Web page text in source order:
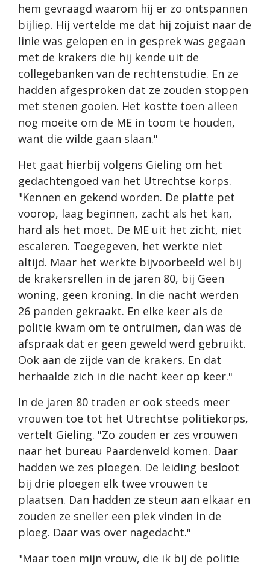
hem gevraagd waarom hij er zo ontspannen
bijliep. Hij vertelde me dat hij zojuist naar de
linie was gelopen en in gesprek was gegaan
met de krakers die hij kende uit de
collegebanken van de rechtenstudie. En ze
hadden afgesproken dat ze zouden stoppen
met stenen gooien. Het kostte toen alleen
nog moeite om de ME in toom te houden,
want die wilde gaan slaan."
Het gaat hierbij volgens Gieling om het
gedachtengoed van het Utrechtse korps.
"Kennen en gekend worden. De platte pet
voorop, laag beginnen, zacht als het kan,
hard als het moet. De ME uit het zicht, niet
escaleren. Toegegeven, het werkte niet
altijd. Maar het werkte bijvoorbeeld wel bij
de krakersrellen in de jaren 80, bij Geen
woning, geen kroning. In die nacht werden
26 panden gekraakt. En elke keer als de
politie kwam om te ontruimen, dan was de
afspraak dat er geen geweld werd gebruikt.
Ook aan de zijde van de krakers. En dat
herhaalde zich in die nacht keer op keer."
In de jaren 80 traden er ook steeds meer
vrouwen toe tot het Utrechtse politiekorps,
vertelt Gieling. "Zo zouden er zes vrouwen
naar het bureau Paardenveld komen. Daar
hadden we zes ploegen. De leiding besloot
bij drie ploegen elk twee vrouwen te
plaatsen. Dan hadden ze steun aan elkaar en
zouden ze sneller een plek vinden in de
ploeg. Daar was over nagedacht."
"Maar toen mijn vrouw, die ik bij de politie